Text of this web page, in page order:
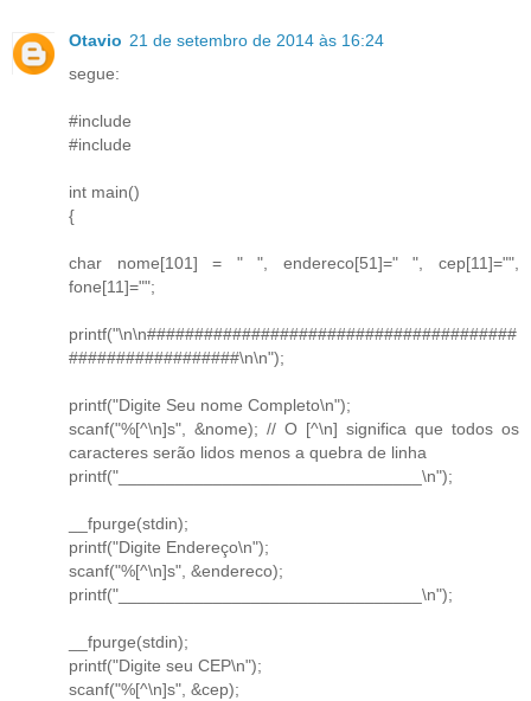
Otavio 21 de setembro de 2014 às 16:24
segue:
#include
#include
int main()
{
char nome[101] = " ", endereco[51]=" ", cep[11]="",
fone[11]="";
printf("\n\n#######################################
##################\n\n");
printf("Digite Seu nome Completo\n");
scanf("%[^\n]s", &nome); // O [^\n] significa que todos os
caracteres serão lidos menos a quebra de linha
printf("________________________________\n");
__fpurge(stdin);
printf("Digite Endereço\n");
scanf("%[^\n]s", &endereco);
printf("________________________________\n");
__fpurge(stdin);
printf("Digite seu CEP\n");
scanf("%[^\n]s", &cep);